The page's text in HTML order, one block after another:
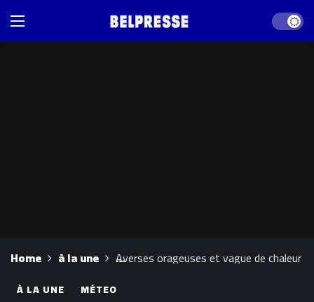
Dark
Home à la une Averses orageuses et vague de chaleur
À LA UNE MÉTEO